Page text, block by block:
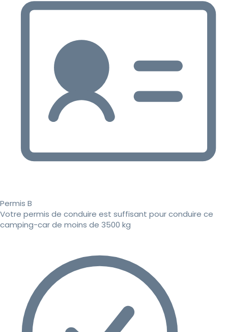
Permis B
Votre permis de conduire est suffisant pour conduire ce
camping-car de moins de 3500 kg